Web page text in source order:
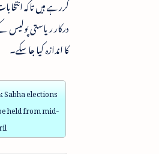
کررہے ہیں تاکہ
درکار ریاستی پولیس
کا اندازہ کیا جاسکے۔
Sabha elections
held from mid-